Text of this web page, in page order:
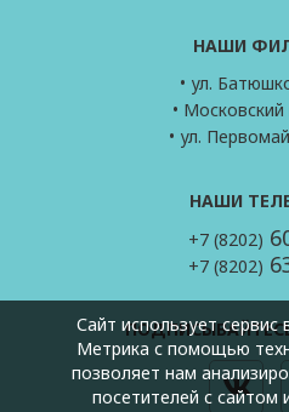
Сайт использует сервис
Метрика с помощью
позволяет нам
посетителей с сайтом
НАШИ
• ул.
•
• ул.
НАШИ
+7 (8202)
+7 (8202)